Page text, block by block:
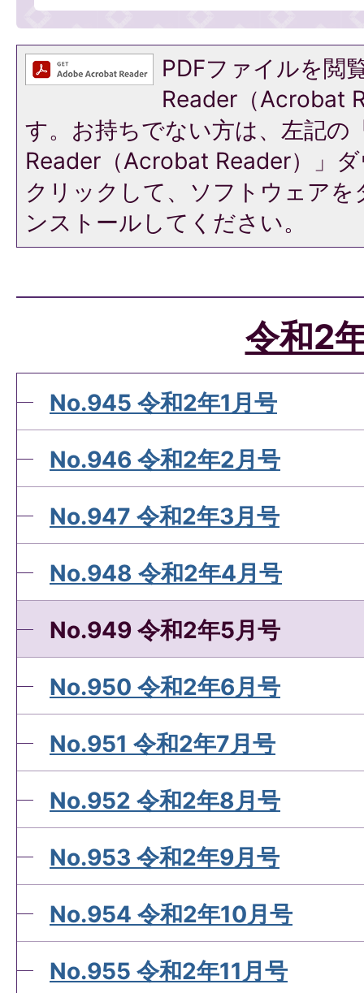
PDFファイルを閲
Reader（Acrobat
す。お持ちでない方は、左記の
Reader（Acrobat Reader）」
クリックして、ソフトウェア
ンストールしてください。
令和2
No.945 令和2年1月号
No.946 令和2年2月号
No.947 令和2年3月号
No.948 令和2年4月号
No.949 令和2年5月号
No.950 令和2年6月号
No.951 令和2年7月号
No.952 令和2年8月号
No.953 令和2年9月号
No.954 令和2年10月号
No.955 令和2年11月号